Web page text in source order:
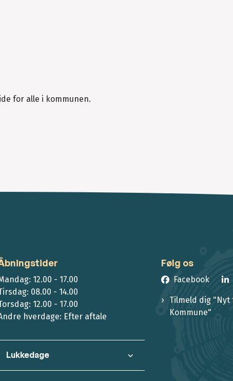
for alle i kommunen.
12.00 - 17.00
08.00 - 14.00
12.00 - 17.00
hverdage: Efter aftale
Lukkedage
Følg os
Facebook
Tilmeld dig "Nyt
Kommune"